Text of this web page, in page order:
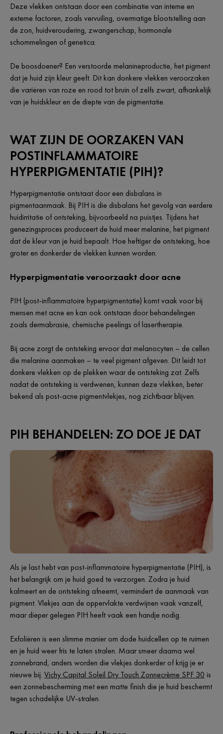
Deze vlekken ontstaan door een combinatie van interne en
externe factoren, zoals vervuiling, overmatige blootstelling aan
de zon, huidveroudering, zwangerschap, hormonale
schommelingen of genetica.
De boosdoener? Een verstoorde melanineproductie, het pigment
dat je huid zijn kleur geeft. Dit kan donkere vlekken veroorzaken
die variëren van roze en rood tot bruin of zelfs zwart, afhankelijk
van je huidskleur en de diepte van de pigmentatie.
WAT ZIJN DE OORZAKEN VAN
POSTINFLAMMATOIRE
HYPERPIGMENTATIE (PIH)?
Hyperpigmentatie ontstaat door een disbalans in
pigmentaanmaak. Bij PIH is die disbalans het gevolg van eerdere
huidirritatie of ontsteking, bijvoorbeeld na puistjes. Tijdens het
genezingsproces produceert de huid meer melanine, het pigment
dat de kleur van je huid bepaalt. Hoe heftiger de ontsteking, hoe
groter en donkerder de vlekken kunnen worden.
Hyperpigmentatie veroorzaakt door acne
PIH (post-inflammatoire hyperpigmentatie) komt vaak voor bij
mensen met acne en kan ook ontstaan door behandelingen
zoals dermabrasie, chemische peelings of lasertherapie.
Bij acne zorgt de ontsteking ervoor dat melanocyten – de cellen
die melanine aanmaken – te veel pigment afgeven. Dit leidt tot
donkere vlekken op de plekken waar de ontsteking zat. Zelfs
nadat de ontsteking is verdwenen, kunnen deze vlekken, beter
bekend als post-acne pigmentvlekjes, nog zichtbaar blijven.
PIH BEHANDELEN: ZO DOE JE DAT
Als je last hebt van post-inflammatoire hyperpigmentatie (PIH), is
het belangrijk om je huid goed te verzorgen. Zodra je huid
kalmeert en de ontsteking afneemt, vermindert de aanmaak van
pigment. Vlekjes aan de oppervlakte verdwijnen vaak vanzelf,
maar dieper gelegen PIH heeft vaak een handje nodig.
Exfoliëren is een slimme manier om dode huidcellen op te ruimen
en je huid weer fris te laten stralen. Maar smeer daarna wel
zonnebrand, anders worden die vlekjes donkerder of krijg je er
nieuwe bij. Vichy Capital Soleil Dry Touch Zonnecrème SPF 30 is
een zonnebescherming met een matte finish die je huid beschermt
tegen schadelijke UV-stralen.